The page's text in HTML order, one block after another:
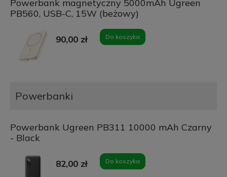
Powerbank magnetyczny 5000mAh Ugreen
PB560, USB-C, 15W (beżowy)
90,00 zł Do koszyka
Powerbanki
Powerbank Ugreen PB311 10000 mAh Czarny
- Black
82,00 zł Do koszyka